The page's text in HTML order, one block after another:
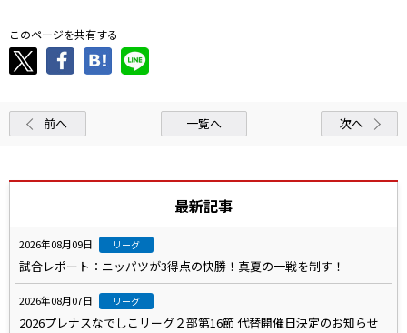
このページを共有する
前へ 一覧へ 次へ
最新記事
2026年08月09日 リーグ
試合レポート：ニッパツが3得点の快勝！真夏の一戦を制す！
2026年08月07日 リーグ
2026プレナスなでしこリーグ２部第16節 代替開催日決定のお知らせ